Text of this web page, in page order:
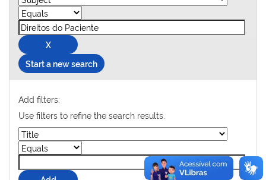
Start a new search
Add filters:
Use filters to refine the search results.